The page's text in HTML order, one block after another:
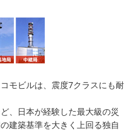
モビルは、震度7クラスにも耐
、日本が経験した最大級の災
建築基準を大きく上回る独自